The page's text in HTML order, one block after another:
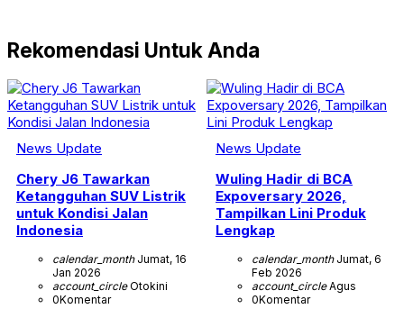
Rekomendasi Untuk Anda
News Update
Chery J6 Tawarkan
Ketangguhan SUV Listrik
untuk Kondisi Jalan
Indonesia
calendar_monthJumat, 16
Jan 2026
account_circleOtokini
0Komentar
News Update
Wuling Hadir di BCA
Expoversary 2026,
Tampilkan Lini Produk
Lengkap
calendar_monthJumat, 6
Feb 2026
account_circleAgus
0Komentar